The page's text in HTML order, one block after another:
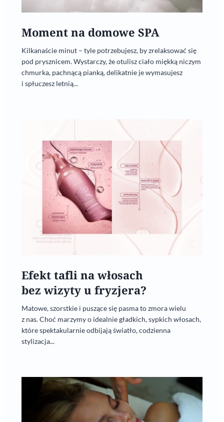
Moment na domowe SPA
Kilkanaście minut – tyle potrzebujesz, by zrelaksować się
pod prysznicem. Wystarczy, że otulisz ciało miękką niczym
chmurka, pachnącą pianką, delikatnie je wymasujesz
i spłuczesz letnią...
Efekt tafli na włosach
bez wizyty u fryzjera?
Matowe, szorstkie i puszące się pasma to zmora wielu
z nas. Choć marzymy o idealnie gładkich, sypkich włosach,
które spektakularnie odbijają światło, codzienna
stylizacja...